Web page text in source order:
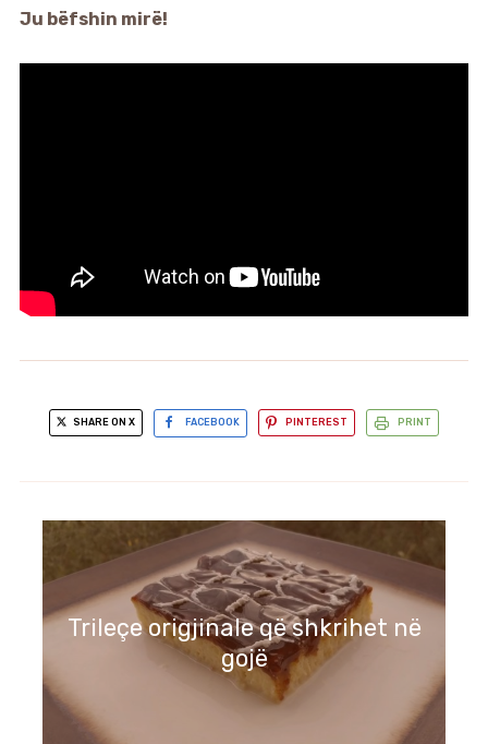
Ju bëfshin mirë!
SHARE ON X FACEBOOK PINTEREST PRINT
Trileçe origjinale që shkrihet në
gojë